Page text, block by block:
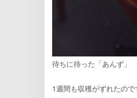
待ちに待った「あんず」
1週間も収穫がずれたの